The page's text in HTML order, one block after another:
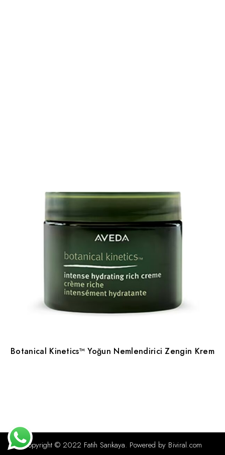
Botanical Kinetics™ Yoğun Nemlendirici Zengin Krem
Copyright © 2022 Fatih Sarıkaya. Powered by Biviral.com